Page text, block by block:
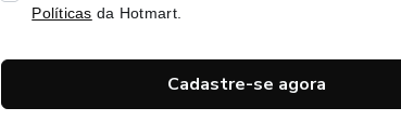
Políticas da Hotmart.
Cadastre-se agora